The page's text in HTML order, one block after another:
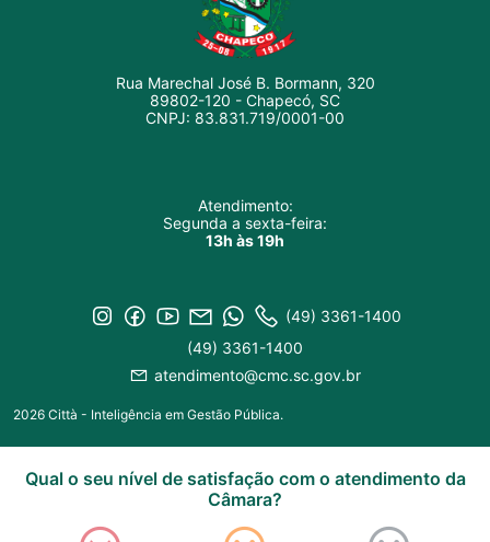
Rua Marechal José B. Bormann, 320
89802-120 - Chapecó, SC
CNPJ: 83.831.719/0001-00
Atendimento:
Segunda a sexta-feira:
13h às 19h
(49) 3361-1400
(49) 3361-1400
atendimento@cmc.sc.gov.br
2026 Città - Inteligência em Gestão Pública.
Qual o seu nível de satisfação com o atendimento da
Câmara?